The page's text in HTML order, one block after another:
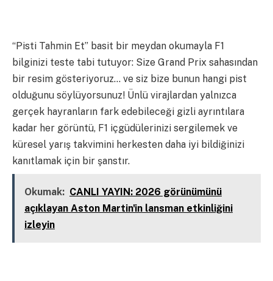
“Pisti Tahmin Et” basit bir meydan okumayla F1
bilginizi teste tabi tutuyor: Size Grand Prix sahasından
bir resim gösteriyoruz… ve siz bize bunun hangi pist
olduğunu söylüyorsunuz! Ünlü virajlardan yalnızca
gerçek hayranların fark edebileceği gizli ayrıntılara
kadar her görüntü, F1 içgüdülerinizi sergilemek ve
küresel yarış takvimini herkesten daha iyi bildiğinizi
kanıtlamak için bir şanstır.
Okumak: CANLI YAYIN: 2026 görünümünü
açıklayan Aston Martin'in lansman etkinliğini
izleyin